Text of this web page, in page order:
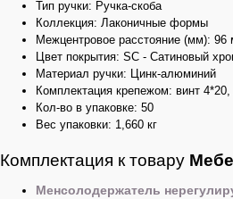
Тип ручки: Ручка-скоба
Коллекция: Лаконичные формы
Межцентровое расстояние (мм): 96
Цвет покрытия: SC - Сатиновый
Материал ручки: Цинк-алюминий
Комплектация крепежом: винт
Кол-во в упаковке: 50
Вес упаковки: 1,660 кг
Комплектация к товару
Менсолодержатель